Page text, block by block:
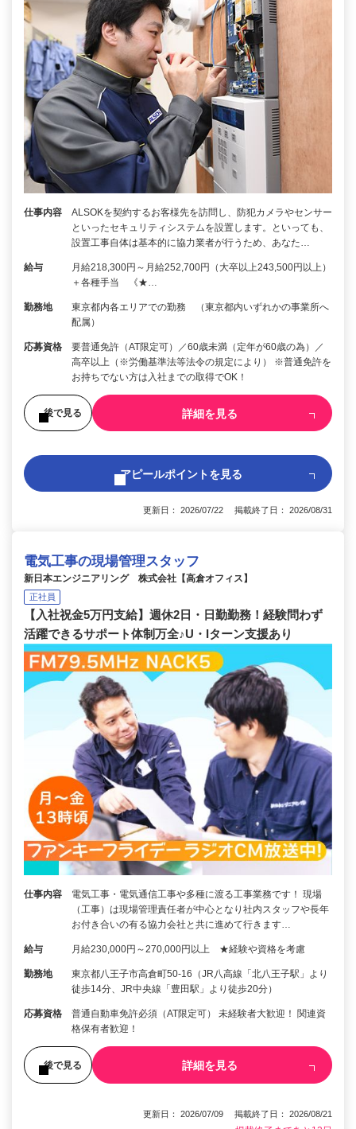
仕事内容
ALSOKを契約するお客様先を訪問し、防犯カメラやセンサー
といったセキュリティシステムを設置します。といっても、
設置工事自体は基本的に協力業者が行うため、あなた…
給与
月給218,300円～月給252,700円（大卒以上243,500円以上）
＋各種手当 《★…
勤務地
東京都内各エリアでの勤務 （東京都内いずれかの事業所へ
配属）
応募資格
要普通免許（AT限定可）／60歳未満（定年が60歳の為）／
高卒以上（※労働基準法等法令の規定により） ※普通免許を
お持ちでない方は入社までの取得でOK！
後で見る 詳細を見る
アピールポイントを見る
更新日： 2026/07/22 掲載終了日： 2026/08/31
電気工事の現場管理スタッフ
新日本エンジニアリング 株式会社【高倉オフィス】
正社員
【入社祝金5万円支給】週休2日・日勤勤務！経験問わず
活躍できるサポート体制万全♪U・Iターン支援あり
仕事内容
電気工事・電気通信工事や多種に渡る工事業務です！ 現場
（工事）は現場管理責任者が中心となり社内スタッフや長年
お付き合いの有る協力会社と共に進めて行きます…
給与 月給230,000円～270,000円以上 ★経験や資格を考慮
勤務地
東京都八王子市高倉町50-16（JR八高線「北八王子駅」より
徒歩14分、JR中央線「豊田駅」より徒歩20分）
応募資格
普通自動車免許必須（AT限定可） 未経験者大歓迎！ 関連資
格保有者歓迎！
後で見る 詳細を見る
更新日： 2026/07/09 掲載終了日： 2026/08/21